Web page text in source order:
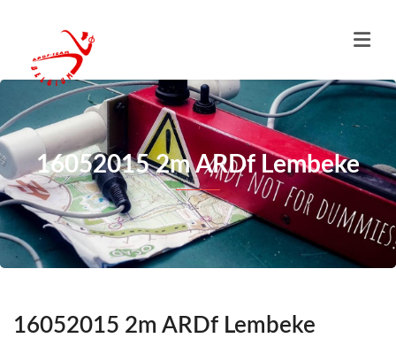
16052015 2m ARDf Lembeke
16052015 2m ARDf Lembeke